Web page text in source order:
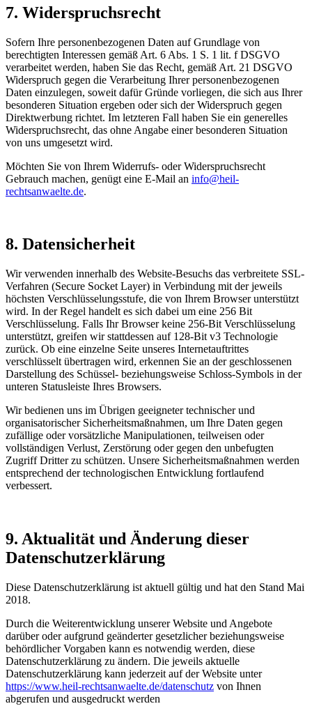
7. Widerspruchsrecht
Sofern Ihre personenbezogenen Daten auf Grundlage von
berechtigten Interessen gemäß Art. 6 Abs. 1 S. 1 lit. f DSGVO
verarbeitet werden, haben Sie das Recht, gemäß Art. 21 DSGVO
Widerspruch gegen die Verarbeitung Ihrer personenbezogenen
Daten einzulegen, soweit dafür Gründe vorliegen, die sich aus Ihrer
besonderen Situation ergeben oder sich der Widerspruch gegen
Direktwerbung richtet. Im letzteren Fall haben Sie ein generelles
Widerspruchsrecht, das ohne Angabe einer besonderen Situation
von uns umgesetzt wird.
Möchten Sie von Ihrem Widerrufs- oder Widerspruchsrecht
Gebrauch machen, genügt eine E-Mail an info@heil-
rechtsanwaelte.de.
8. Datensicherheit
Wir verwenden innerhalb des Website-Besuchs das verbreitete SSL-
Verfahren (Secure Socket Layer) in Verbindung mit der jeweils
höchsten Verschlüsselungsstufe, die von Ihrem Browser unterstützt
wird. In der Regel handelt es sich dabei um eine 256 Bit
Verschlüsselung. Falls Ihr Browser keine 256-Bit Verschlüsselung
unterstützt, greifen wir stattdessen auf 128-Bit v3 Technologie
zurück. Ob eine einzelne Seite unseres Internetauftrittes
verschlüsselt übertragen wird, erkennen Sie an der geschlossenen
Darstellung des Schüssel- beziehungsweise Schloss-Symbols in der
unteren Statusleiste Ihres Browsers.
Wir bedienen uns im Übrigen geeigneter technischer und
organisatorischer Sicherheitsmaßnahmen, um Ihre Daten gegen
zufällige oder vorsätzliche Manipulationen, teilweisen oder
vollständigen Verlust, Zerstörung oder gegen den unbefugten
Zugriff Dritter zu schützen. Unsere Sicherheitsmaßnahmen werden
entsprechend der technologischen Entwicklung fortlaufend
verbessert.
9. Aktualität und Änderung dieser
Datenschutzerklärung
Diese Datenschutzerklärung ist aktuell gültig und hat den Stand Mai
2018.
Durch die Weiterentwicklung unserer Website und Angebote
darüber oder aufgrund geänderter gesetzlicher beziehungsweise
behördlicher Vorgaben kann es notwendig werden, diese
Datenschutzerklärung zu ändern. Die jeweils aktuelle
Datenschutzerklärung kann jederzeit auf der Website unter
https://www.heil-rechtsanwaelte.de/datenschutz von Ihnen
abgerufen und ausgedruckt werden